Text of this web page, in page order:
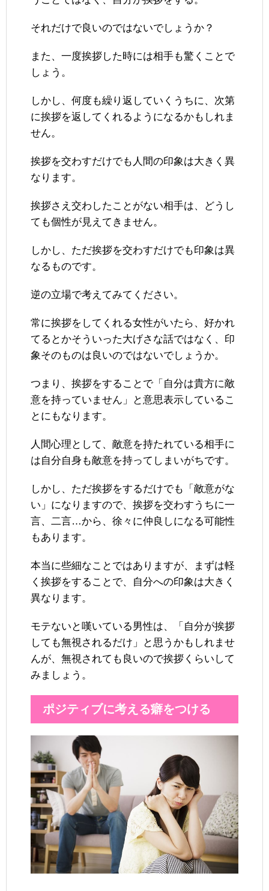
それだけで良いのではないでしょうか？
また、一度挨拶した時には相手も驚くことで
しょう。
しかし、何度も繰り返していくうちに、次第
に挨拶を返してくれるようになるかもしれま
せん。
挨拶を交わすだけでも人間の印象は大きく異
なります。
挨拶さえ交わしたことがない相手は、どうし
ても個性が見えてきません。
しかし、ただ挨拶を交わすだけでも印象は異
なるものです。
逆の立場で考えてみてください。
常に挨拶をしてくれる女性がいたら、好かれ
てるとかそういった大げさな話ではなく、印
象そのものは良いのではないでしょうか。
つまり、挨拶をすることで「自分は貴方に敵
意を持っていません」と意思表示しているこ
とにもなります。
人間心理として、敵意を持たれている相手に
は自分自身も敵意を持ってしまいがちです。
しかし、ただ挨拶をするだけでも「敵意がな
い」になりますので、挨拶を交わすうちに一
言、二言…から、徐々に仲良しになる可能性
もあります。
本当に些細なことではありますが、まずは軽
く挨拶をすることで、自分への印象は大きく
異なります。
モテないと嘆いている男性は、「自分が挨拶
しても無視されるだけ」と思うかもしれませ
んが、無視されても良いので挨拶くらいして
みましょう。
ポジティブに考える癖をつける